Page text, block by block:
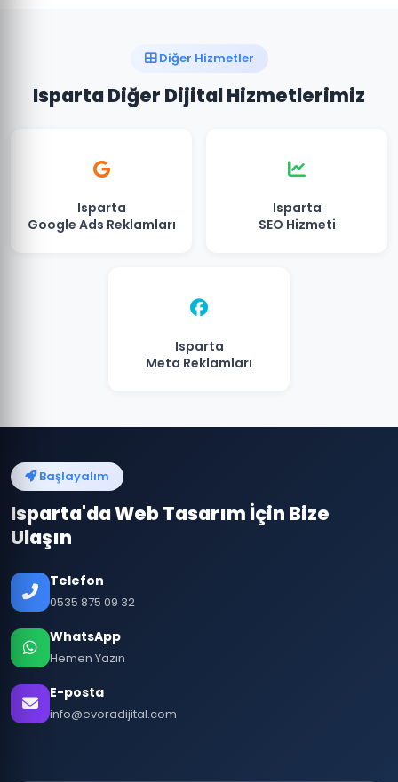
Diğer Hizmetler
Isparta Diğer Dijital Hizmetlerimiz
Isparta
Google Ads Reklamları
Isparta
SEO Hizmeti
Isparta
Meta Reklamları
Başlayalım
Isparta'da Web Tasarım İçin Bize
Ulaşın
Telefon
0535 875 09 32
WhatsApp
Hemen Yazın
E-posta
info@evoradijital.com